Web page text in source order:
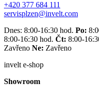
+420 377 684 111
servisplzen@invelt.com
Dnes: 8:00-16:30 hod. Po:
8:00-16:30 hod. Čt: 8:00-
Zavřeno Ne: Zavřeno
invelt e-shop
Showroom